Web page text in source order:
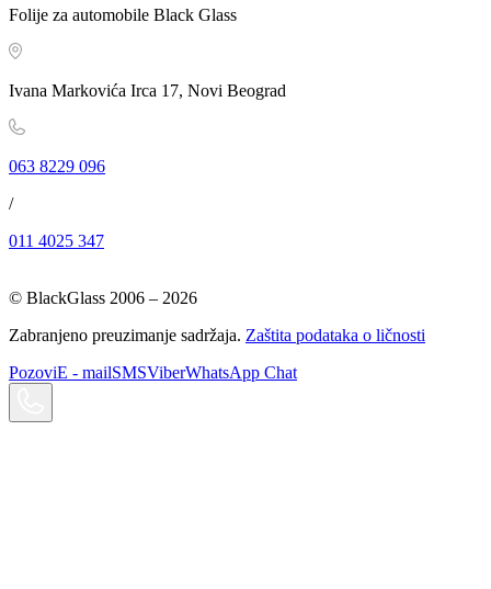
Folije za automobile Black Glass
Ivana Markovića Irca 17, Novi Beograd
063 8229 096
/
011 4025 347
© BlackGlass 2006 – 2026
Zabranjeno preuzimanje sadržaja. Zaštita podataka o ličnosti
PozoviE - mailSMSViberWhatsApp Chat